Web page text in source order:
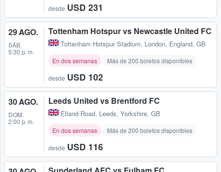
desde USD 231
29 AGO.
SÁB.
5:30 p. m.
Tottenham Hotspur vs Newcastle United FC
Tottenham Hotspur Stadium, London, England, GB
En dos semanas Más de 200 boletos disponibles
desde USD 102
30 AGO.
DOM.
2:00 p. m.
Leeds United vs Brentford FC
Elland Road, Leeds, Yorkshire, GB
En dos semanas Más de 200 boletos disponibles
desde USD 116